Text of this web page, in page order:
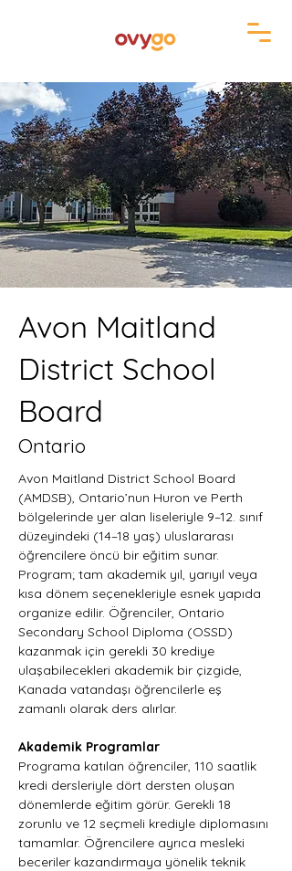
Avon Maitland
District School
Board
Ontario
Avon Maitland District School Board
(AMDSB), Ontario’nun Huron ve Perth
bölgelerinde yer alan liseleriyle 9–12. sınıf
düzeyindeki (14–18 yaş) uluslararası
öğrencilere öncü bir eğitim sunar.
Program; tam akademik yıl, yarıyıl veya
kısa dönem seçenekleriyle esnek yapıda
organize edilir. Öğrenciler, Ontario
Secondary School Diploma (OSSD)
kazanmak için gerekli 30 krediye
ulaşabilecekleri akademik bir çizgide,
Kanada vatandaşı öğrencilerle eş
zamanlı olarak ders alırlar.
Akademik Programlar
Programa katılan öğrenciler, 110 saatlik
kredi dersleriyle dört dersten oluşan
dönemlerde eğitim görür. Gerekli 18
zorunlu ve 12 seçmeli krediyle diplomasını
tamamlar. Öğrencilere ayrıca mesleki
beceriler kazandırmaya yönelik teknik